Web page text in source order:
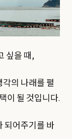
싶을 때,
의 나래를 펼
이 될 것입니다.
되어주기를 바